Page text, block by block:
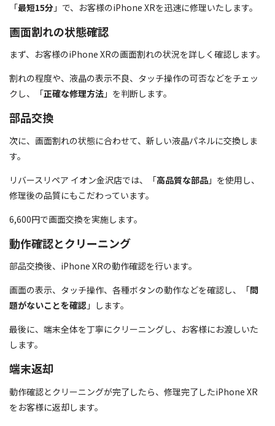
「最短15分 」で、お客様のiPhone XRを迅速に修理いたします。
画面割れの状態確認
まず、お客様のiPhone XRの画面割れの状況を詳しく確認します。
割れの程度や、液晶の表示不良、タッチ操作の可否などをチェッ
クし、「正確な修理方法 」を判断します。
部品交換
次に、画面割れの状態に合わせて、新しい液晶パネルに交換しま
す。
リバースリペア イオン金沢店では、「高品質な部品 」を使用し、
修理後の品質にもこだわっています。
6,600円で画面交換を実施します。
動作確認とクリーニング
部品交換後、iPhone XRの動作確認を行います。
画面の表示、タッチ操作、各種ボタンの動作などを確認し、「問
題がないことを確認 」します。
最後に、端末全体を丁寧にクリーニングし、お客様にお渡しいた
します。
端末返却
動作確認とクリーニングが完了したら、修理完了したiPhone XR
をお客様に返却します。